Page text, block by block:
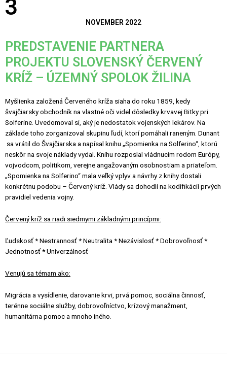
3
NOVEMBER 2022
PREDSTAVENIE PARTNERA
PROJEKTU SLOVENSKÝ ČERVENÝ
KRÍŽ – ÚZEMNÝ SPOLOK ŽILINA
Myšlienka založená Červeného kríža siaha do roku 1859, kedy
švajčiarsky obchodník na vlastné oči videl dôsledky krvavej Bitky pri
Solferine. Uvedomoval si, aký je nedostatok vojenských lekárov. Na
základe toho zorganizoval skupinu ľudí, ktorí pomáhali raneným. Dunant
sa vrátil do Švajčiarska a napísal knihu „Spomienka na Solferino“, ktorú
neskôr na svoje náklady vydal. Knihu rozposlal vládnucim rodom Európy,
vojvodcom, politikom, verejne angažovaným osobnostiam a priateľom.
„Spomienka na Solferino“ mala veľký vplyv a návrhy z knihy dostali
konkrétnu podobu – Červený kríž. Vlády sa dohodli na kodifikácii prvých
pravidiel vedenia vojny.
Červený kríž sa riadi siedmymi základnými princípmi:
Ľudskosť * Nestrannosť * Neutralita * Nezávislosť * Dobrovoľnosť *
Jednotnosť * Univerzálnosť
Venujú sa témam ako:
Migrácia a vysídlenie, darovanie krvi, prvá pomoc, sociálna činnosť,
terénne sociálne služby, dobrovoľníctvo, krízový manažment,
humanitárna pomoc a mnoho iného.